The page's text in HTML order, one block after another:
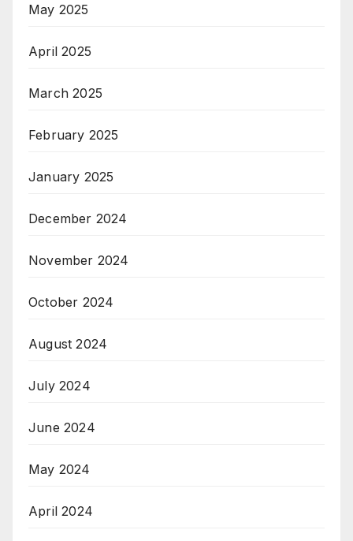
May 2025
April 2025
March 2025
February 2025
January 2025
December 2024
November 2024
October 2024
August 2024
July 2024
June 2024
May 2024
April 2024